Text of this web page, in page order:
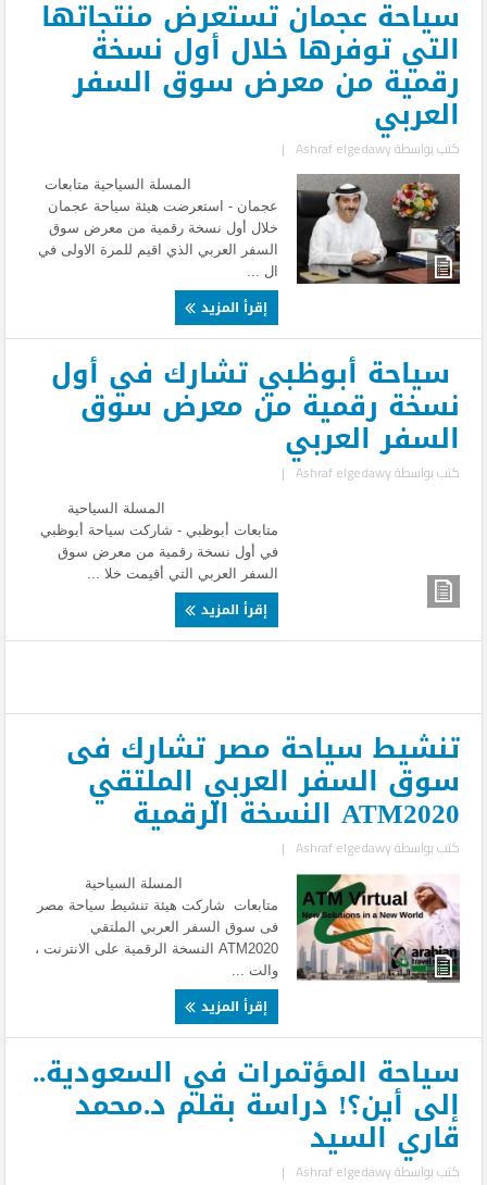
سياحة عجمان تستعرض منتجاتها
التي توفرها خلال أول نسخة
رقمية من معرض سوق السفر
العربي
كتب بواسطةAshraf elgedawy
|
المسلة السياحية متابعات
عجمان - استعرضت هيئة سياحة عجمان
خلال أول نسخة رقمية من معرض سوق
السفر العربي الذي اقيم للمرة الاولى في
ال ...
إقرأ المزيد
سياحة أبوظبي تشارك في أول
نسخة رقمية من معرض سوق
السفر العربي
كتب بواسطةAshraf elgedawy
|
المسلة السياحية
متابعات أبوظبي - شاركت سياحة أبوظبي
في أول نسخة رقمية من معرض سوق
السفر العربي التي أقيمت خلا ...
إقرأ المزيد
تنشيط سياحة مصر تشارك فى
سوق السفر العربي الملتقي
ATM2020 النسخة الرقمية
كتب بواسطةAshraf elgedawy
|
المسلة السياحية
متابعات شاركت هيئة تنشيط سياحة مصر
فى سوق السفر العربي الملتقي
ATM2020 النسخة الرقمية على الانترنت ،
والت ...
إقرأ المزيد
سياحة المؤتمرات في السعودية..
إلى أين؟! دراسة بقلم د.محمد
قاري السيد
كتب بواسطةAshraf elgedawy
|